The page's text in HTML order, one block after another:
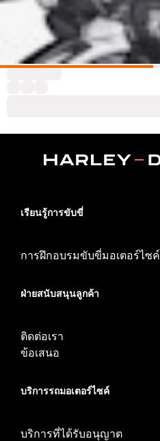
เรียนรู้การขับขี่
การฝึกอบรมขับขี่มอเตอร์ไซค์
ฝ่ายสนับสนุนลูกค้า
ติดต่อเรา
ข้อเสนอ
บริการรถมอเตอร์ไซค์​
บริการที่ได้รับอนุญาต